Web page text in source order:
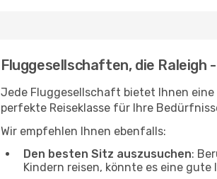
Fluggesellschaften, die Raleigh
Jede Fluggesellschaft bietet Ihnen eine
perfekte Reiseklasse für Ihre
Wir empfehlen Ihnen ebenfalls:
Den besten Sitz auszusuchen:
Kindern reisen, könnte es eine